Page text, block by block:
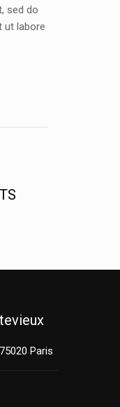
sed do
ut labore
Paris